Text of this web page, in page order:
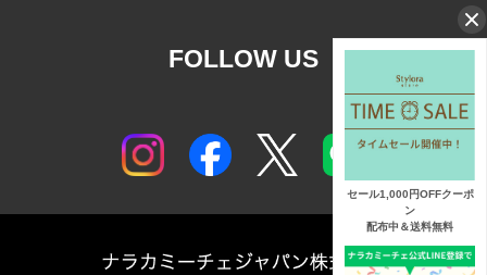
FOLLOW US
セール1,000円OFFクーポ
ン
配布中＆送料無料